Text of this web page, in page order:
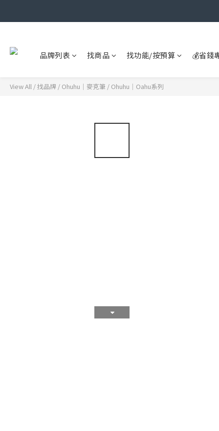
品牌列表 找商品 找功能/按預算 💰省錢
View All /找品牌 / Ohuhu｜麥克筆 / Ohuhu｜Oahu系列